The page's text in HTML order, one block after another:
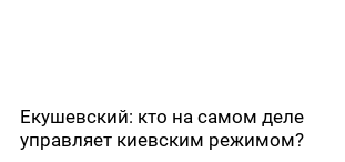
Екушевский: кто на самом деле
управляет киевским режимом?